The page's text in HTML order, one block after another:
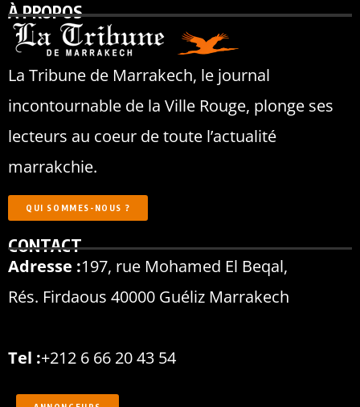
À PROPOS
La Tribune de Marrakech, le journal
incontournable de la Ville Rouge, plonge ses
lecteurs au coeur de toute l’actualité
marrakchie.
QUI SOMMES-NOUS ?
CONTACT
Adresse :197, rue Mohamed El Beqal,
Rés. Firdaous 40000 Guéliz Marrakech
Tel :+212 6 66 20 43 54